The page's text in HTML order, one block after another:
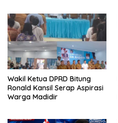
Wakil Ketua DPRD Bitung
Ronald Kansil Serap Aspirasi
Warga Madidir